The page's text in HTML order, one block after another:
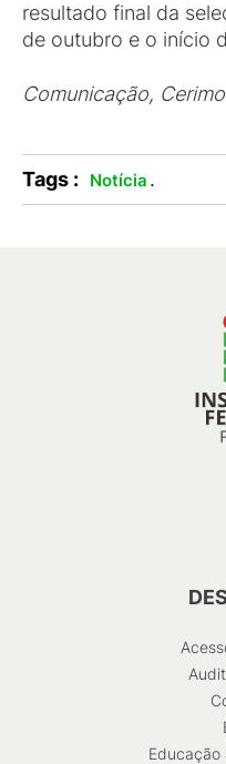
resultado final da
de outubro e o início
Comunicação,
Tags : Notícia .
Educação